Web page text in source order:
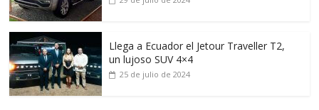
Llega a Ecuador el Jetour Traveller T2,
un lujoso SUV 4×4
25 de julio de 2024